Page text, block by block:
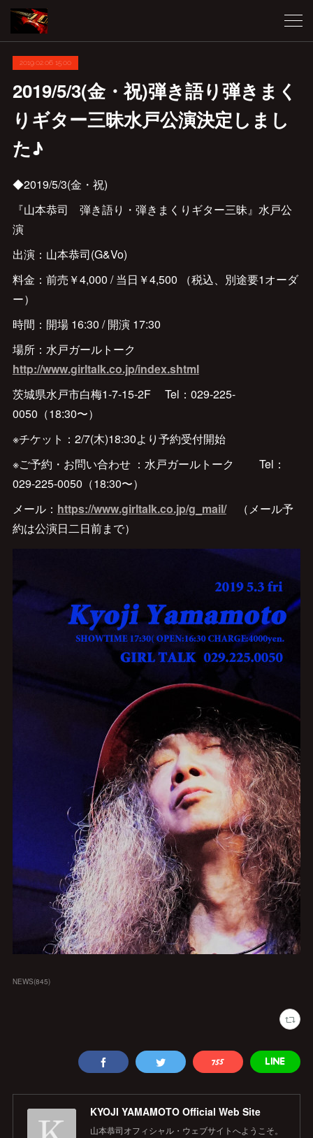
2019.02.06 15:00
2019/5/3(金・祝)弾き語り弾きまく
りギター三昧水戸公演決定しまし
た♪
◆2019/5/3(金・祝)
『山本恭司 弾き語り・弾きまくりギター三昧』水戸公
演
出演：山本恭司(G&Vo)
料金：前売￥4,000 / 当日￥4,500 （税込、別途要1オーダ
ー）
時間：開場 16:30 / 開演 17:30
場所：水戸ガールトーク
http://www.girltalk.co.jp/index.shtml
茨城県水戸市白梅1-7-15-2F Tel：029-225-
0050（18:30〜）
※チケット：2/7(木)18:30より予約受付開始
※ご予約・お問い合わせ ：水戸ガールトーク Tel：
029-225-0050（18:30〜）
メール： https://www.girltalk.co.jp/g_mail/（メール予
約は公演日二日前まで）
NEWS(845)
KYOJI YAMAMOTO Official Web Site
山本恭司オフィシャル・ウェブサイトへようこそ。